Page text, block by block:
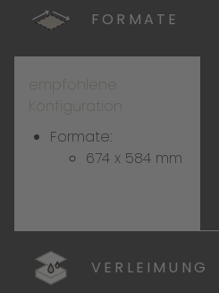
FORMATE
empfohlene
Konfiguration
Formate:
674 x 584 mm
VERLEIMUNG